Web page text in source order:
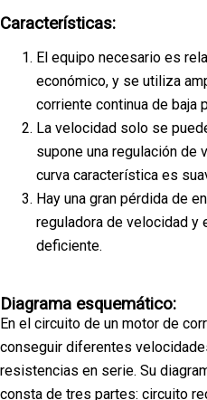
Características:
El equipo necesario es
económico, y se utiliza
corriente continua de baja
La velocidad solo se
supone una regulación de
curva característica es
Hay una gran pérdida de
reguladora de velocidad y
deficiente.
Diagrama esquemático:
En el circuito de un motor de
conseguir diferentes
resistencias en serie. Su
consta de tres partes: circuito